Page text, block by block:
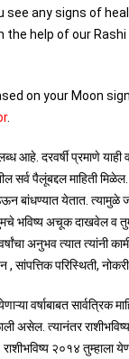
see any signs of
the help of our
on your Moon
.
दरवर्षी प्रमाणे याही
सर्व पैलूंबद्दल माहिती
बांधण्यात येतात. त्यामुळे
भविष्य अचूक दाखवेल व
अनुभव त्यात त्यांनी
सांपत्तिक परिस्थिती,
येणाऱ्या वर्षाबाबत
असेल. त्यानंतर
२०१४ तुम्हाला